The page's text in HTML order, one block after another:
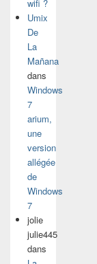
wifi ?
Umix
De
La
Mañana
dans
Windows
7
arium,
une
version
allégée
de
Windows
7
jolie
julie445
dans